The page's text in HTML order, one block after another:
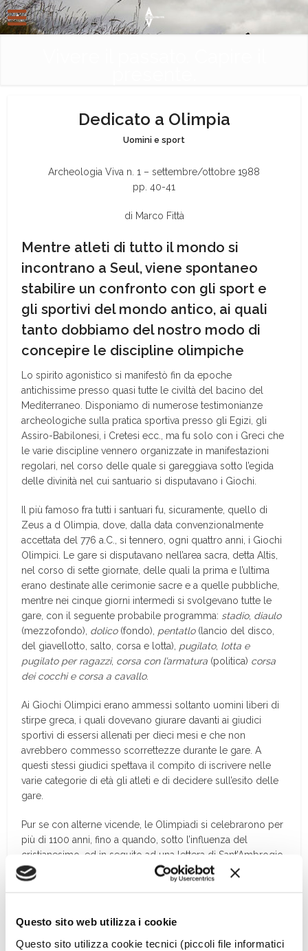
Questo sito web utilizza i cookie
Questo sito utilizza cookie tecnici (piccoli file informatici
Dedicato a Olimpia
Uomini e sport
Archeologia Viva n. 1 – settembre/ottobre 1988
pp. 40-41
di Marco Fittà
Mentre atleti di tutto il mondo si
incontrano a Seul, viene spontaneo
stabilire un confronto con gli sport e
gli sportivi del mondo antico, ai quali
tanto dobbiamo del nostro modo di
concepire le discipline olimpiche
Lo spirito agonistico si manifestò fin da epoche
antichissime presso quasi tutte le civiltà del bacino del
Mediterraneo. Disponiamo di numerose testimonianze
archeologiche sulla pratica sportiva presso gli Egizi, gli
Assiro-Babilonesi, i Cretesi ecc., ma fu solo con i Greci che
le varie discipline vennero organizzate in manifestazioni
regolari, nel corso delle quale si gareggiava sotto l’egida
delle divinità nel cui santuario si disputavano i Giochi.
Il più famoso fra tutti i santuari fu, sicuramente, quello di
Zeus a d Olimpia, dove, dalla data convenzionalmente
accettata del 776 a.C., si tennero, ogni quattro anni, i Giochi
Olimpici. Le gare si disputavano nell’area sacra, detta Altis,
nel corso di sette giornate, delle quali la prima e l’ultima
erano destinate alle cerimonie sacre e a quelle pubbliche,
mentre nei cinque giorni intermedi si svolgevano tutte le
gare, con il seguente probabile programma: stadio, diaulo
(mezzofondo), dolico(fondo), pentatlo(lancio del disco,
del giavellotto, salto, corsa e lotta), pugilato, lotta e
pugilato per ragazzi, corsa con l’armatura (politica) corsa
dei cocchi e corsa a cavallo.
Ai Giochi Olimpici erano ammessi soltanto uomini liberi di
stirpe greca, i quali dovevano giurare davanti ai giudici
sportivi di essersi allenati per dieci mesi e che non
avrebbero commesso scorrettezze durante le gare. A
questi stessi giudici spettava il compito di iscrivere nelle
varie categorie di età gli atleti e di decidere sull’esito delle
gare.
Pur se con alterne vicende, le Olimpiadi si celebrarono per
più di 1100 anni, fino a quando, sotto l’influenza del
cristianesimo, ed in seguito ad una lettera di Sant’Ambrogio,
esse furono vietate dall’imperatore Teodosio I, nel 349 d.C.
Toccherà a De Coubertin, dopo ben 1500 anni, riaccendere